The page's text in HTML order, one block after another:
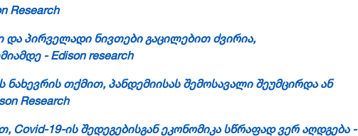
Research
და პირველადი ნივთები გაცილებით ძვირია,
- Edison research
ნახევრის თქმით, პანდემიისას შემოსავალი შეუმცირდა ან
Research
Covid-19-ის შედეგებისგანეკონომიკა სწრაფად ვერ აღდგება -